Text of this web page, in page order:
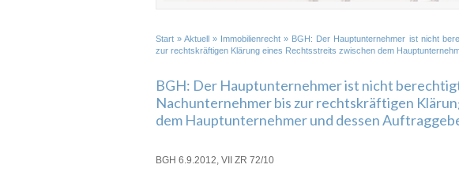
Start »Aktuell » Immobilienrecht » BGH: Der Hauptunternehmer ist nicht
zur rechtskräftigen Klärung eines Rechtsstreits zwischen dem
BGH: Der Hauptunternehmer ist nicht
Nachunternehmer bis zur rechtskräftigen
dem Hauptunternehmer und dessen
BGH 6.9.2012, VII ZR 72/10